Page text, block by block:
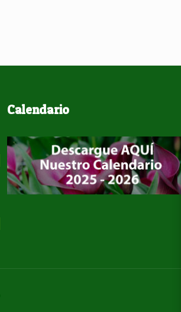
Calendario